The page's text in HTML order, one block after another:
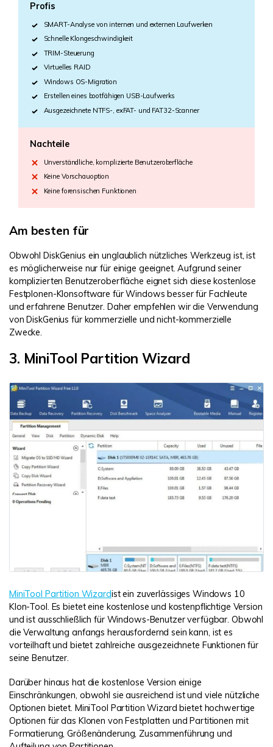
Profis
SMART-Analyse von internen und externen Laufwerken
Schnelle Klongeschwindigkeit
TRIM-Steuerung
Virtuelles RAID
Windows OS-Migration
Erstellen eines bootfähigen USB-Laufwerks
Ausgezeichnete NTFS-, exFAT- und FAT32-Scanner
Nachteile
Unverständliche, komplizierte Benutzeroberfläche
Keine Vorschauoption
Keine forensischen Funktionen
Am besten für
Obwohl DiskGenius ein unglaublich nützliches Werkzeug ist, ist
es möglicherweise nur für einige geeignet. Aufgrund seiner
komplizierten Benutzeroberfläche eignet sich diese kostenlose
Festplonen-Klonsoftware für Windows besser für Fachleute
und erfahrene Benutzer. Daher empfehlen wir die Verwendung
von DiskGenius für kommerzielle und nicht-kommerzielle
Zwecke.
3. MiniTool Partition Wizard
MiniTool Partition Wizardist ein zuverlässiges Windows 10
Klon-Tool. Es bietet eine kostenlose und kostenpflichtige Version
und ist ausschließlich für Windows-Benutzer verfügbar. Obwohl
die Verwaltung anfangs herausfordernd sein kann, ist es
vorteilhaft und bietet zahlreiche ausgezeichnete Funktionen für
seine Benutzer.
Darüber hinaus hat die kostenlose Version einige
Einschränkungen, obwohl sie ausreichend ist und viele nützliche
Optionen bietet. MiniTool Partition Wizard bietet hochwertige
Optionen für das Klonen von Festplatten und Partitionen mit
Formatierung, Größenänderung, Zusammenführung und